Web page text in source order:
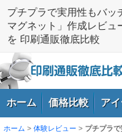
プチプラで実用性もバッ
マグネット」作成レビュ
を 印刷通販徹底比較
ホーム 価格比較 ア
ホーム > 体験レビュー > プチプラ